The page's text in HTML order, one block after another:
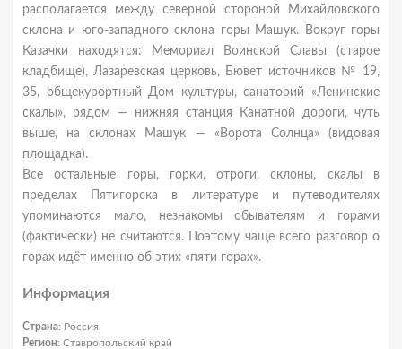
располагается между северной стороной Михайловского
склона и юго-западного склона горы Машук. Вокруг горы
Казачки находятся: Мемориал Воинской Славы (старое
кладбище), Лазаревская церковь, Бювет источников № 19,
35, общекурортный Дом культуры, санаторий «Ленинские
скалы», рядом — нижняя станция Канатной дороги, чуть
выше, на склонах Машук — «Ворота Солнца» (видовая
площадка).
Все остальные горы, горки, отроги, склоны, скалы в
пределах Пятигорска в литературе и путеводителях
упоминаются мало, незнакомы обывателям и горами
(фактически) не считаются. Поэтому чаще всего разговор о
горах идёт именно об этих «пяти горах».
Информация
Страна: Россия
Регион: Ставропольский край